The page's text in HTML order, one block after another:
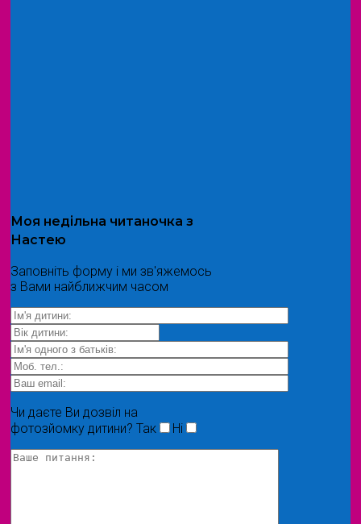
Моя недільна читаночка з
Настею
Заповніть форму і ми зв'яжемось
з Вами найближчим часом
Чи даєте Ви дозвіл на
фотозйомку дитини? Так Ні